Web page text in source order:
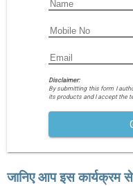
Disclaimer:
By submitting this form I
its products and I accept the
जानिए आप इस कार्यक्रम